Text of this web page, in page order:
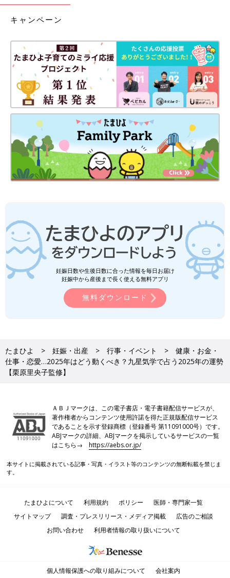
能動的に動こうとすると逆に運気が悪くなるので要注意です。
●健康運
けましょう。
●金運
貯（た）まりやすい年。ただし、家の修繕など出さざるを得ない
出費がかさむ恐れも。
●仕事運
ポジションが変わる可能性が。地道にやっていくことで、来年以
降につながります。
別れと出会いがありそう。自然にまかせ、来た者は受け入れ、去
る者は追わずが吉。
●ラッキーアイテム
クッション、積立貯金
●ラッキーカラー
今までの努力が認められる年です。役職が変わったり、新たな役
職をまかせられたり、また思わぬ人財との出会いもありそう。人
や事柄を大切にして過ごしましょう。また、いい運気を生かすた
めにも、疲れたら休息を取るということも忘れずに。
●健康運
目の紫外線対策を。
思いもよらないところから仕事が入ってくるなど、好調な運気に
恵まれます。
●恋愛運
●ラッキーアイテム
キャップなど帽子
●ラッキーカラー
濃いピンク
【七赤金星】コツコツ努力を続けることで人間関係が厚
地下に潜ったような1年になりそう。他人がうらやましく見える
しょう。また、来年以降に備えて、コツコツ努力することが幸運
を呼び、家族や友人などのつながりは密になるでしょう。
下半身の冷えに注意しましょう。夏もクーラーによる冷えから、
体調を崩すことも。
キャンペーン
妊娠日数や生後日数に合った情報を毎日お届け
妊娠中から産後まで長く使える無料アプリ
無料ダウンロード
たまひよ 妊娠・出産 行事・イベント
健康・お金・
仕事・恋愛…2025年はどう動くべき？九星気学で占う2025年の運勢
【栗原里央子監修】
ＡＢＪマークは、この電子書店・電子書籍配信サービスが、
著作権者からコンテンツ使用許諾を得た正規版配信サービス
であることを示す登録商標（登録番号 第11091000号）です。
ABJマークの詳細、ABJマークを掲示しているサービスの一覧
はこちら→https://aebs.or.jp/
本サイトに掲載されている記事・写真・イラスト等のコンテンツの無断転載を禁じま
す。
たまひよについて 利用規約 ポリシー
医師・専門家一覧
サイトマップ
調査・プレスリリース・メディア掲載
広告のご相談
お問い合わせ
利用者情報の取り扱いについて
個人情報保護への取り組みについて 会社案内